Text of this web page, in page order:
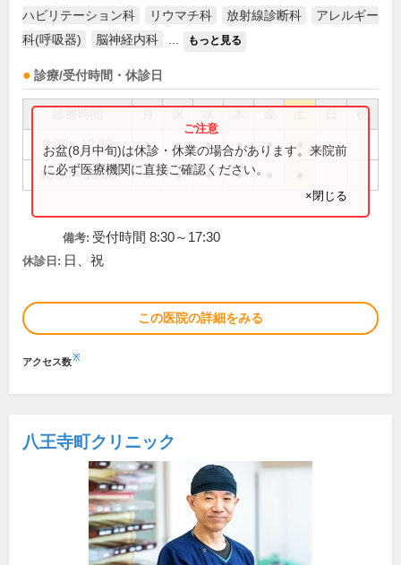
ハビリテーション科
リウマチ科 放射線診断科
アレルギー
科(呼吸器)
脳神経内科 もっと見る
診療/受付時間・休診日
祝
9:00～12:30 ● ● ● ● ●
13:30～18:00 ● ● ● ●
お盆(8月中旬)は休診・休業の場合があります。来院前
に必ず医療機関に直接ご確認ください。
×閉じる
備考: 受付時間 8:30～17:30
休診日: 日、祝
この医院の詳細をみる
アクセス数※
八王寺町クリニック